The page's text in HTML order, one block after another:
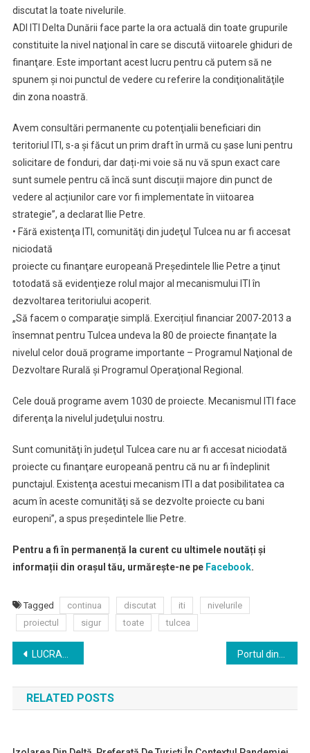
discutat la toate nivelurile.
ADI ITI Delta Dunării face parte la ora actuală din toate grupurile
constituite la nivel naţional în care se discută viitoarele ghiduri de
finanţare. Este important acest lucru pentru că putem să ne
spunem și noi punctul de vedere cu referire la condiţionalităţile
din zona noastră.
Avem consultări permanente cu potenţialii beneficiari din
teritoriul ITI, s-a și făcut un prim draft în urmă cu șase luni pentru
solicitare de fonduri, dar dați-mi voie să nu vă spun exact care
sunt sumele pentru că încă sunt discuții majore din punct de
vedere al acțiunilor care vor fi implementate în viitoarea
strategie”, a declarat Ilie Petre.
• Fără existenţa ITI, comunităţi din judeţul Tulcea nu ar fi accesat
niciodată
proiecte cu finanţare europeană Preşedintele Ilie Petre a ţinut
totodată să evidenţieze rolul major al mecanismului ITI în
dezvoltarea teritoriului acoperit.
„Să facem o comparaţie simplă. Exercițiul financiar 2007-2013 a
însemnat pentru Tulcea undeva la 80 de proiecte finanțate la
nivelul celor două programe importante – Programul Naţional de
Dezvoltare Rurală şi Programul Operaţional Regional.
Cele două programe avem 1030 de proiecte. Mecanismul ITI face
diferenţa la nivelul judeţului nostru.
Sunt comunităţi în judeţul Tulcea care nu ar fi accesat niciodată
proiecte cu finanţare europeană pentru că nu ar fi îndeplinit
punctajul. Existenţa acestui mecanism ITI a dat posibilitatea ca
acum în aceste comunităţi să se dezvolte proiecte cu bani
europeni”, a spus preşedintele Ilie Petre.
Pentru a fi în permanență la curent cu ultimele noutăți și
informații din orașul tău, urmărește-ne pe Facebook.
Tagged continua discutat iti
nivelurile
proiectul
sigur toate tulcea
Navigare
în
articole
LUCRAREA LUNII OCTOMBRIE 2020 la Muzeul de Artă
RELATED POSTS